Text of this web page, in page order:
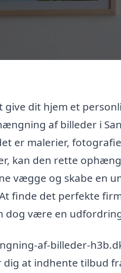
give dit hjem et
af billeder i
er malerier,
kan den rette
vægge og skabe en
finde det perfekte
dog være en
af-billeder-
dig at indhente tilbud